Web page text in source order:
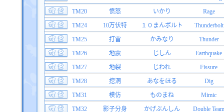
TM20
愤怒 いかり
Rage
TM24
10万伏特 １０まんボルト
Thunderbolt
TM25
打雷 かみなり
Thunder
TM26
地震 じしん
Earthquake
TM27
地裂 じわれ
Fissure
TM28
挖洞 あなをほる
Dig
TM31
模仿 ものまね
Mimic
TM32
影子分身 かげぶんしん
Double Team